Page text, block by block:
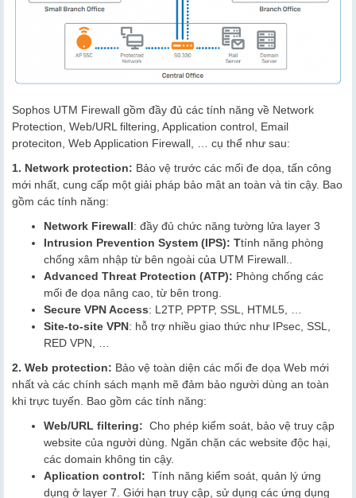
Sophos UTM Firewall gồm đầy đủ các tính năng về Network
Protection, Web/URL filtering, Application control, Email
proteciton, Web Application Firewall, … cụ thể như sau:
1. Network protection: Bảo vệ trước các mối đe dọa, tấn công
mới nhất, cung cấp một giải pháp bảo mật an toàn và tin cậy. Bao
gồm các tính năng:
Network Firewall: đầy đủ chức năng tường lửa layer 3
Intrusion Prevention System (IPS): Ttính năng phòng
chống xâm nhập từ bên ngoài của UTM Firewall..
Advanced Threat Protection (ATP): Phòng chống các
mối đe dọa nâng cao, từ bên trong.
Secure VPN Access: L2TP, PPTP, SSL, HTML5, …
Site-to-site VPN: hỗ trợ nhiều giao thức như IPsec, SSL,
RED VPN, …
2. Web protection: Bảo vệ toàn diện các mối đe dọa Web mới
nhất và các chính sách mạnh mẽ đảm bảo người dùng an toàn
khi trực tuyến. Bao gồm các tính năng:
Web/URL filtering: Cho phép kiểm soát, bảo vệ truy cập
website của người dùng. Ngăn chặn các website độc hại,
các domain không tin cậy.
Aplication control: Tính năng kiểm soát, quản lý ứng
dụng ở layer 7. Giới hạn truy cập, sử dụng các ứng dụng